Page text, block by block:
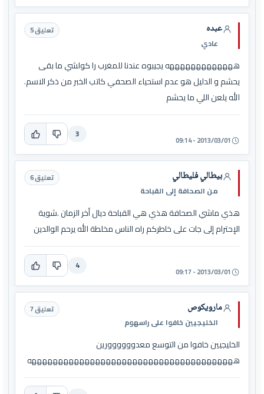
عبده
عادي
تعليق 5
هههههههههههههه يجيبوه عندنا للمغرب را كولشي ما بقى
يحشم و الدليل هو عدم استحياء الصحفي كاتب الخبر من ذكر الاسم.
الله يلعن اللي ما يحشم
2013/03/01 - 09:14
3
بيطالي فليطالي
من الصحافة إلى القباحة
تعليق 6
هذي ماشي الصحافة هذي هي القباحة ديال أخر الزمان .شوية
الإحترام إلى جات على خاطركم راه الناس مخلطة الله يرحم الوالدين
2013/03/01 - 09:17
4
مارويكوص
الخليجيين خافوا على راسهوم
تعليق 7
الخليجيين خافوا من التوسع معدوووووورين
هههههههههههههههههههههههههههههههههههههههه